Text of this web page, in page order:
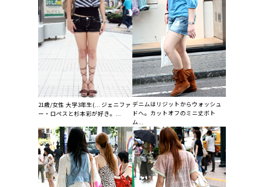
21歳/女性 大学3年生(... ジェニファ
ー・ロペスと杉本彩が好き。...
デニムはリジットからウォッシュ
ドへ。カットオフのミニ丈ボト
ム...